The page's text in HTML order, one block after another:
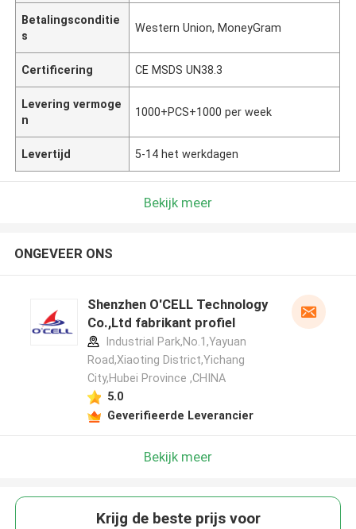
Betalingsconditie
s
Western Union, MoneyGram
Certificering CE MSDS UN38.3
Levering vermoge
n
1000+PCS+1000 per week
Levertijd 5-14 het werkdagen
Bekijk meer
ONGEVEER ONS
Shenzhen O'CELL Technology
Co.,Ltd fabrikant profiel
Industrial Park,No.1,Yayuan
Road,Xiaoting District,Yichang
City,Hubei Province ,CHINA
5.0
Geverifieerde Leverancier
Bekijk meer
Krijg de beste prijs voor